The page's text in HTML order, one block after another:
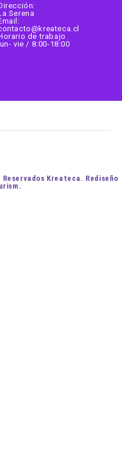
Serena
de trabajo
lun- vie / 8:00-18:00
Kreateca. Rediseño